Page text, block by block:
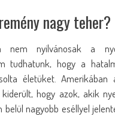
nagy teher?
nem nyilvánosak a
tudhatunk, hogy a
életüket. Amerikában
hogy azok, akik
nagyobb eséllyel